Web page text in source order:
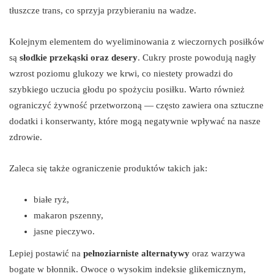
tłuszcze trans, co sprzyja przybieraniu na wadze.
Kolejnym elementem do wyeliminowania z wieczornych posiłków
są słodkie przekąski oraz desery. Cukry proste powodują nagły
wzrost poziomu glukozy we krwi, co niestety prowadzi do
szybkiego uczucia głodu po spożyciu posiłku. Warto również
ograniczyć żywność przetworzoną — często zawiera ona sztuczne
dodatki i konserwanty, które mogą negatywnie wpływać na nasze
zdrowie.
Zaleca się także ograniczenie produktów takich jak:
białe ryż,
makaron pszenny,
jasne pieczywo.
Lepiej postawić na pełnoziarniste alternatywy oraz warzywa
bogate w błonnik. Owoce o wysokim indeksie glikemicznym,